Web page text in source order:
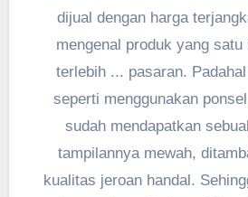
dijual dengan harga
mengenal produk yang
terlebih ... pasaran.
seperti menggunakan
sudah mendapatkan
tampilannya mewah,
kualitas jeroan handal.